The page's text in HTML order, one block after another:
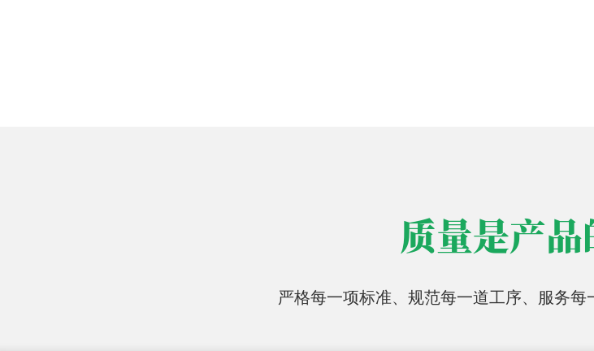
质量是产
严格每一项标准、规范每一道工序、服务